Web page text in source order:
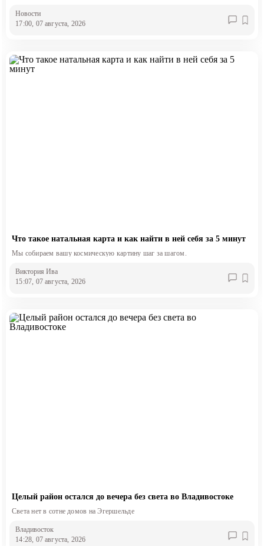
Новости
17:00, 07 августа, 2026
Что такое натальная карта и как найти в ней себя за 5 минут
Мы собираем вашу космическую картину шаг за шагом.
Виктория Ива
15:07, 07 августа, 2026
Целый район остался до вечера без света во Владивостоке
Света нет в сотне домов на Эгершельде
Владивосток
14:28, 07 августа, 2026